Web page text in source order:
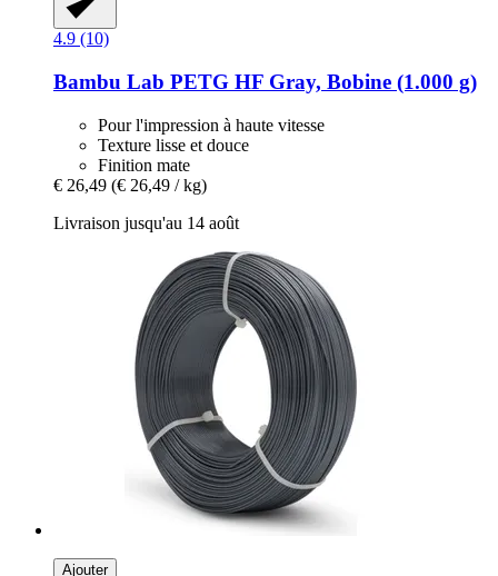
4.9 (10)
Bambu Lab PETG HF Gray, Bobine (1.000 g)
Pour l'impression à haute vitesse
Texture lisse et douce
Finition mate
€ 26,49 (€ 26,49 / kg)
Livraison jusqu'au 14 août
Ajouter